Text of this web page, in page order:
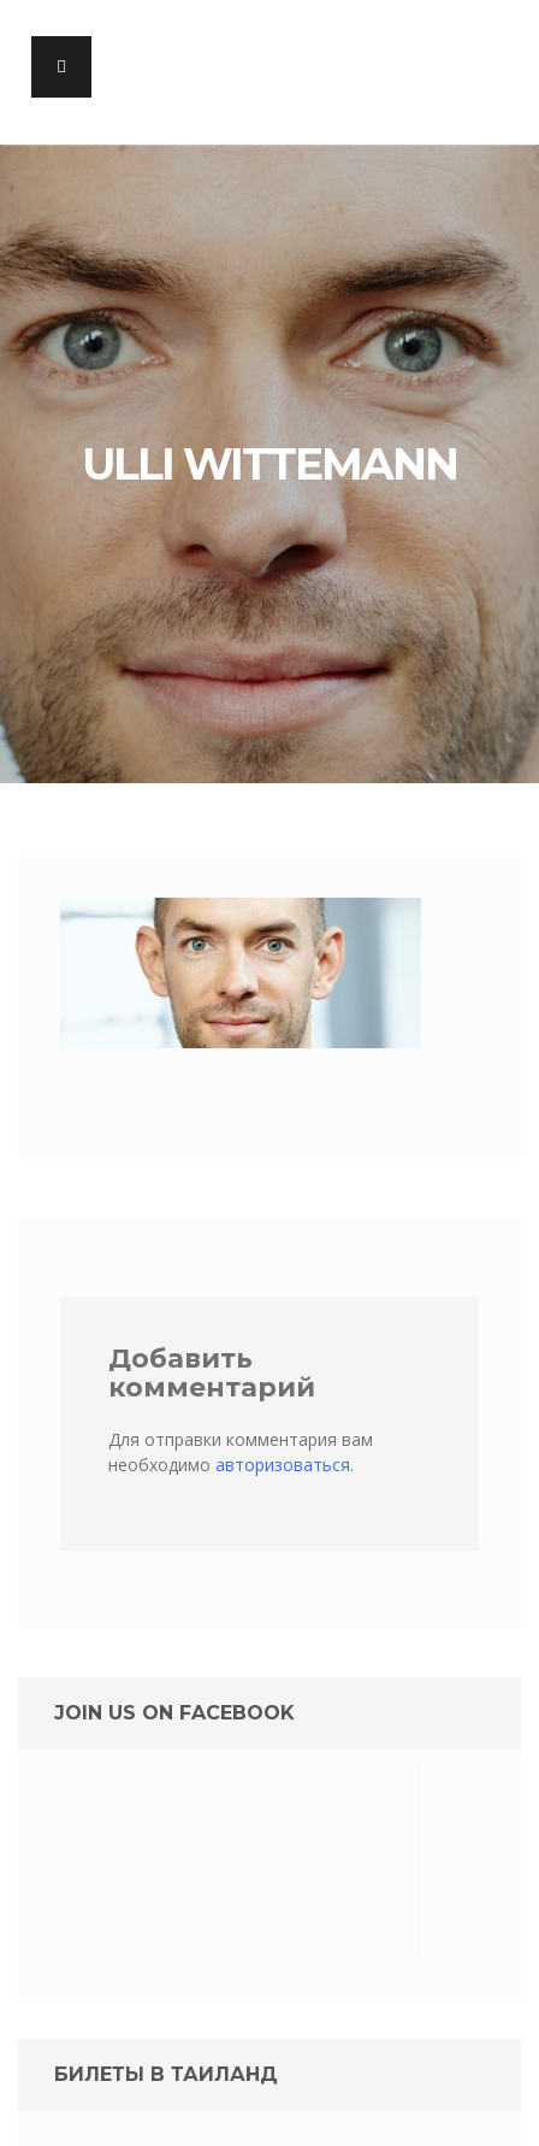
ULLI WITTEMANN
Добавить
комментарий
Для отправки комментария вам
необходимо авторизоваться.
JOIN US ON FACEBOOK
БИЛЕТЫ В ТАИЛАНД